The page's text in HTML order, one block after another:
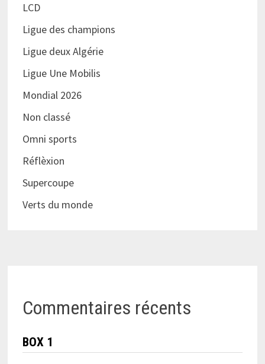
LCD
Ligue des champions
Ligue deux Algérie
Ligue Une Mobilis
Mondial 2026
Non classé
Omni sports
Réflèxion
Supercoupe
Verts du monde
Commentaires récents
BOX 1